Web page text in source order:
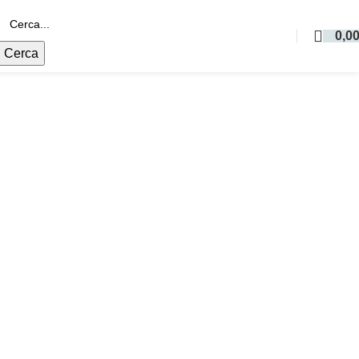
Cerca
0,00